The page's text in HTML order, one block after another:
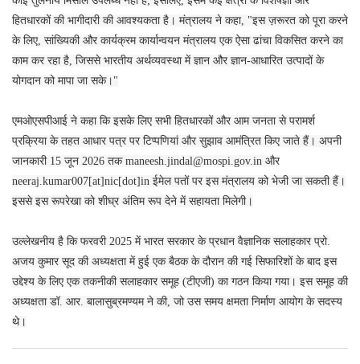
हितधारकों की भागीदारी की आवश्यकता है। मंत्रालय ने कहा, "इस ज़रूरत को पूरा करने
के लिए, सांख्यिकी और कार्यक्रम कार्यान्वयन मंत्रालय एक ऐसा ढांचा विकसित करने का
काम कर रहा है, जिससे भारतीय अर्थव्यवस्था में ज्ञान और ज्ञान-आधारित उत्पादों के
योगदान को मापा जा सके।"
एमओएसपीआई ने कहा कि इसके लिए सभी हितधारकों और आम जनता से परामर्श
प्रक्रिया के तहत आधार पत्र पर टिप्पणियां और सुझाव आमंत्रित किए जाते हैं। अपनी
जानकारी 15 जून 2026 तक maneesh.jindal@mospi.gov.in और
neeraj.kumar007[at]nic[dot]in ईमेल पतों पर इस मंत्रालय को भेजी जा सकती हैं।
इससे इस रूपरेखा को शीघ्र अंतिम रूप देने में सहायता मिलेगी।
उल्लेखनीय है कि फरवरी 2025 में भारत सरकार के प्रधान वैज्ञानिक सलाहकार प्रो.
अजय कुमार सूद की अध्यक्षता में हुई एक बैठक के दौरान की गई सिफारिशों के बाद इस
उद्देश्य के लिए एक तकनीकी सलाहकार समूह (टीएजी) का गठन किया गया। इस समूह की
अध्यक्षता डॉ. आर. बालासुब्रमण्यम ने की, जो उस समय क्षमता निर्माण आयोग के सदस्य
थे।